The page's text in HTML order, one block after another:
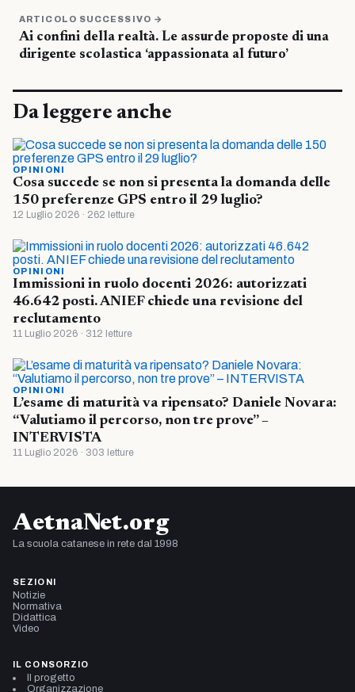
ARTICOLO SUCCESSIVO →
Ai confini della realtà. Le assurde proposte di una
dirigente scolastica ‘appassionata al futuro’
Da leggere anche
OPINIONI
Cosa succede se non si presenta la domanda delle
150 preferenze GPS entro il 29 luglio?
12 Luglio 2026 · 262 letture
OPINIONI
Immissioni in ruolo docenti 2026: autorizzati
46.642 posti. ANIEF chiede una revisione del
reclutamento
11 Luglio 2026 · 312 letture
OPINIONI
L’esame di maturità va ripensato? Daniele Novara:
“Valutiamo il percorso, non tre prove” –
INTERVISTA
11 Luglio 2026 · 303 letture
AetnaNet.org
La scuola catanese in rete dal 1998
SEZIONI
Notizie
Normativa
Didattica
Video
IL CONSORZIO
Il progetto
Organizzazione